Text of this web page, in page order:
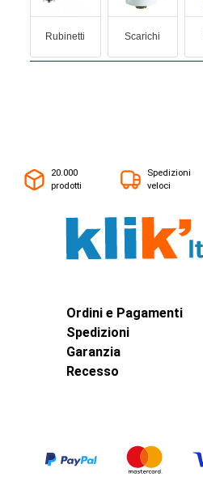
Rubinetti Scarichi
20.000
prodotti
Spedizioni
veloci
Ordini e Pagamenti
Spedizioni
Garanzia
Recesso